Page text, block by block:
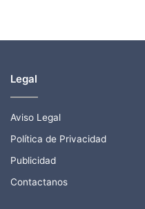
Legal
Aviso Legal
Política de Privacidad
Publicidad
Contactanos